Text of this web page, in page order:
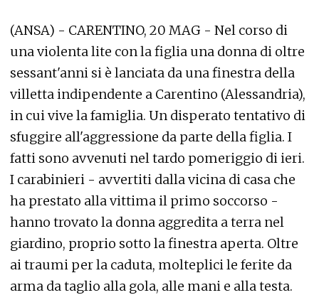
(ANSA) - CARENTINO, 20 MAG - Nel corso di
una violenta lite con la figlia una donna di oltre
sessant'anni si è lanciata da una finestra della
villetta indipendente a Carentino (Alessandria),
in cui vive la famiglia. Un disperato tentativo di
sfuggire all'aggressione da parte della figlia. I
fatti sono avvenuti nel tardo pomeriggio di ieri.
I carabinieri - avvertiti dalla vicina di casa che
ha prestato alla vittima il primo soccorso -
hanno trovato la donna aggredita a terra nel
giardino, proprio sotto la finestra aperta. Oltre
ai traumi per la caduta, molteplici le ferite da
arma da taglio alla gola, alle mani e alla testa.